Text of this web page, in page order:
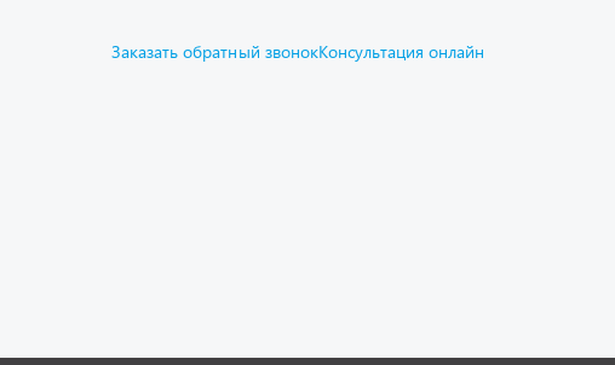
Заказать обратный звонокКонсультация онлайн